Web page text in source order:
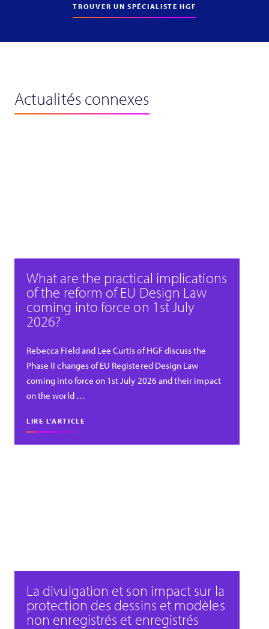
TROUVER UN SPÉCIALISTE HGF
Actualités connexes
What are the practical implications
of the reform of EU Design Law
coming into force on 1st July
2026?
Rebecca Field and Lee Curtis of HGF discuss the
Phase II changes of EU Registered Design Law
coming into force on 1st July 2026 and their impact
on the world …
LIRE L'ARTICLE
La divulgation et son impact sur la
protection des dessins et modèles
non enregistrés et enregistrés